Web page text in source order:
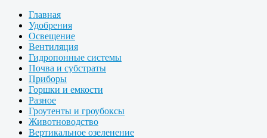
Главная
Удобрения
Освещение
Вентиляция
Гидропонные системы
Почва и субстраты
Приборы
Горшки и емкости
Разное
Гроутенты и гроубоксы
Животноводство
Вертикальное озеленение